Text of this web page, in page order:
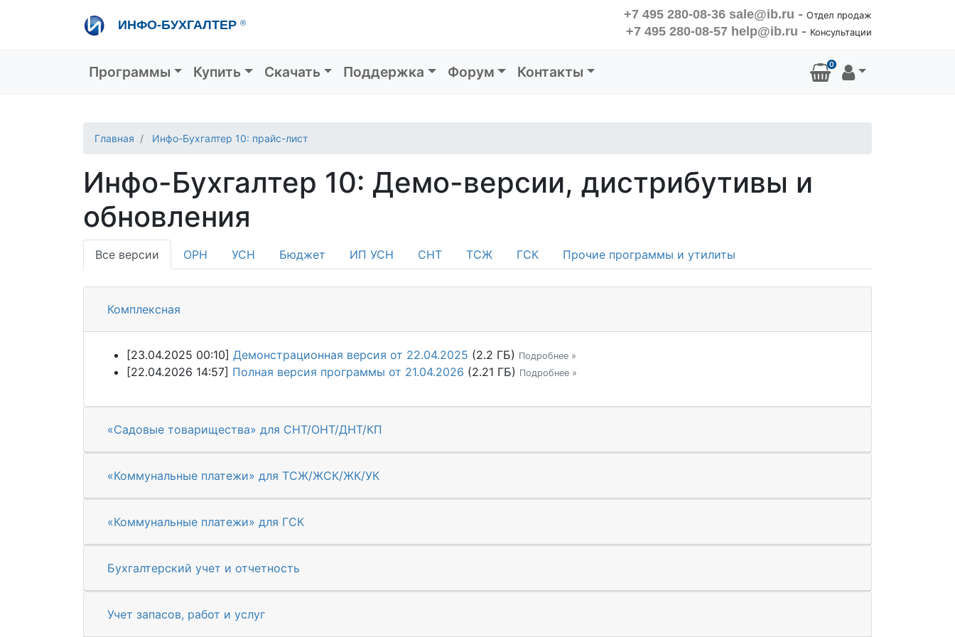
ИНФО-БУХГАЛТЕР ®
+7 495 280-08-36 sale@ib.ru - Отдел продаж
+7 495 280-08-57 help@ib.ru - Консультации
Основная навигация
Программы Купить Скачать Поддержка Форум Контакты 0
Главная Инфо-Бухгалтер 10: прайс-лист
Инфо-Бухгалтер 10: Демо-версии, дистрибутивы и
обновления
Все версии ОРН УСН Бюджет ИП УСН СНТ ТСЖ ГСК Прочие программы и утилиты
Комплексная
[23.04.2025 00:10] Демонстрационная версия от 22.04.2025 (2.2 ГБ) Подробнее »
[22.04.2026 14:57] Полная версия программы от 21.04.2026 (2.21 ГБ) Подробнее »
«Садовые товарищества» для СНТ/ОНТ/ДНТ/КП
«Коммунальные платежи» для ТСЖ/ЖСК/ЖК/УК
«Коммунальные платежи» для ГСК
Бухгалтерский учет и отчетность
Учет запасов, работ и услуг